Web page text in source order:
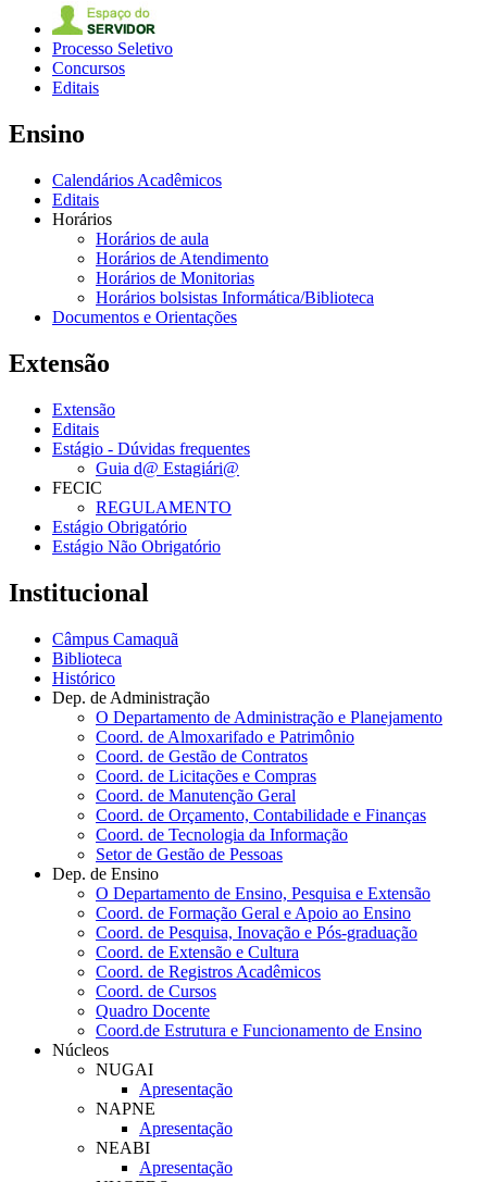
Processo Seletivo
Concursos
Editais
Ensino
Calendários Acadêmicos
Editais
Horários
Horários de aula
Horários de Atendimento
Horários de Monitorias
Horários bolsistas Informática/Biblioteca
Documentos e Orientações
Extensão
Extensão
Editais
Estágio - Dúvidas frequentes
Guia d@ Estagiári@
FECIC
REGULAMENTO
Estágio Obrigatório
Estágio Não Obrigatório
Institucional
Câmpus Camaquã
Biblioteca
Histórico
Dep. de Administração
O Departamento de Administração e Planejamento
Coord. de Almoxarifado e Patrimônio
Coord. de Gestão de Contratos
Coord. de Licitações e Compras
Coord. de Manutenção Geral
Coord. de Orçamento, Contabilidade e Finanças
Coord. de Tecnologia da Informação
Setor de Gestão de Pessoas
Dep. de Ensino
O Departamento de Ensino, Pesquisa e Extensão
Coord. de Formação Geral e Apoio ao Ensino
Coord. de Pesquisa, Inovação e Pós-graduação
Coord. de Extensão e Cultura
Coord. de Registros Acadêmicos
Coord. de Cursos
Quadro Docente
Coord.de Estrutura e Funcionamento de Ensino
Núcleos
NUGAI
Apresentação
NAPNE
Apresentação
NEABI
Apresentação